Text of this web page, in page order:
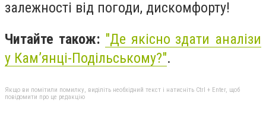
залежності від погоди, дискомфорту!
Читайте також: "Де якісно здати аналізи
у Кам’янці-Подільському?".
Якщо ви помітили помилку, виділіть необхідний текст і натисніть Ctrl + Enter, щоб
повідомити про це редакцію